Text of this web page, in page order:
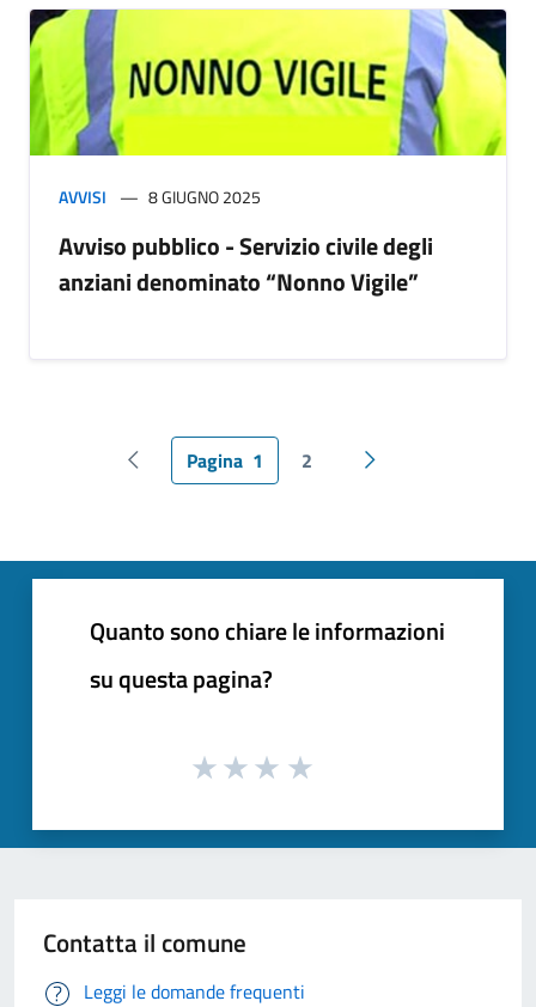
AVVISI 8 GIUGNO 2025
Avviso pubblico - Servizio civile degli
anziani denominato “Nonno Vigile”
Pagina precedente
Pagina 1 2 Pagina successiva
Quanto sono chiare le informazioni
su questa pagina?
Contatta il comune
Leggi le domande frequenti